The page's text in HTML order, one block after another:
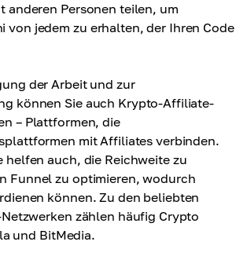
anderen Personen teilen, um
von jedem zu erhalten, der Ihren Code
der Arbeit und zur
können Sie auch Krypto-Affiliate-
– Plattformen, die
mit Affiliates verbinden.
helfen auch, die Reichweite zu
Funnel zu optimieren, wodurch
können. Zu den beliebten
zählen häufig Crypto
und BitMedia.